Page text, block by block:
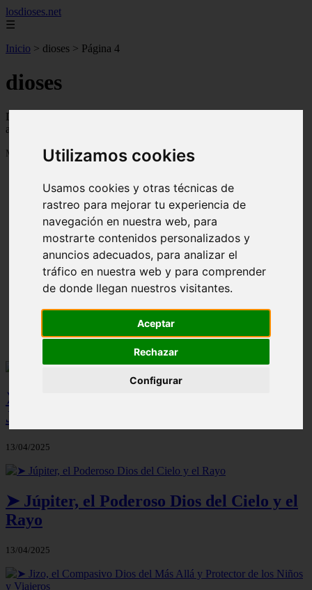
Utilizamos cookies
Usamos cookies y otras técnicas de
rastreo para mejorar tu experiencia de
navegación en nuestra web, para
mostrarte contenidos personalizados y
anuncios adecuados, para analizar el
tráfico en nuestra web y para comprender
de donde llegan nuestros visitantes.
Aceptar
Rechazar
Configurar
losdioses.net
☰
Inicio > dioses > Página 4
dioses
Descubre todas las noticias de la categoría dioses. Artículos
actualizados y contenido de calidad en losdioses.net.
Mostrando 73 - 96 de 180 artículos
Diosa Hera: características, atributos, culto,
➤ Juventas, la Eterna Diosa de la
Juventud
13/04/2025
➤ Júpiter, el Poderoso Dios del Cielo y el
Rayo
13/04/2025